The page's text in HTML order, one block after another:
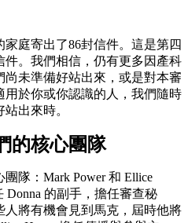
家庭寄出了86封信件。這是第四
。我們相信，仍有更多因產科
未準備好站出來，或是對本審
於你或你認識的人，我們隨時
出來時。
的核心團隊
隊：Mark Power 和 Ellice
Donna 的副手，擔任審查秘
將有機會見到馬克，屆時他將